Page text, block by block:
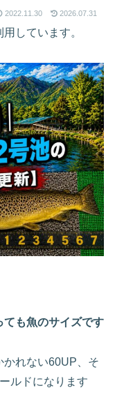
2022.11.30 2026.07.31
しています。
ても魚のサイズです
かれない60UP、そ
ルドになります